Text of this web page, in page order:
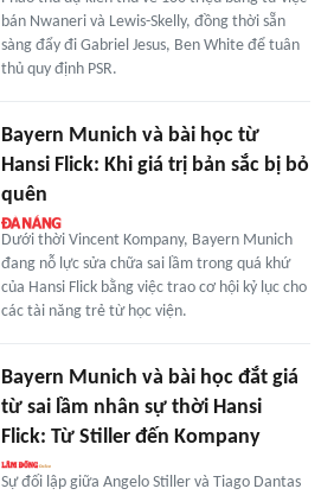
bán Nwaneri và Lewis-Skelly, đồng thời sẵn
sàng đẩy đi Gabriel Jesus, Ben White để tuân
thủ quy định PSR.
Bayern Munich và bài học từ
Hansi Flick: Khi giá trị bản sắc bị bỏ
quên
Dưới thời Vincent Kompany, Bayern Munich
đang nỗ lực sửa chữa sai lầm trong quá khứ
của Hansi Flick bằng việc trao cơ hội kỷ lục cho
các tài năng trẻ từ học viện.
Bayern Munich và bài học đắt giá
từ sai lầm nhân sự thời Hansi
Flick: Từ Stiller đến Kompany
Sự đối lập giữa Angelo Stiller và Tiago Dantas